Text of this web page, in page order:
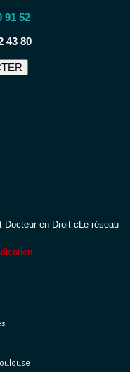
91 52
43 80
en Droit cLé réseau